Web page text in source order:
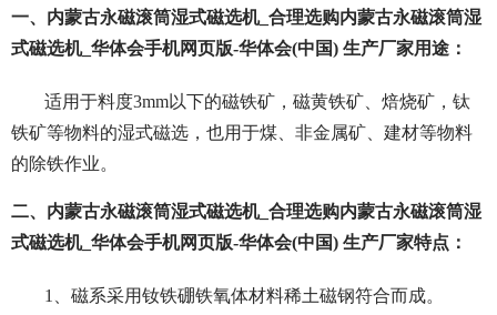
一、内蒙古永磁滚筒湿式磁选机_合理选购内蒙古永磁滚筒湿
式磁选机_华体会手机网页版-华体会(中国) 生产厂家用途：
适用于料度3mm以下的磁铁矿，磁黄铁矿、焙烧矿，钛
铁矿等物料的湿式磁选，也用于煤、非金属矿、建材等物料
的除铁作业。
二、内蒙古永磁滚筒湿式磁选机_合理选购内蒙古永磁滚筒湿
式磁选机_华体会手机网页版-华体会(中国) 生产厂家特点：
1、磁系采用钕铁硼铁氧体材料稀土磁钢符合而成。